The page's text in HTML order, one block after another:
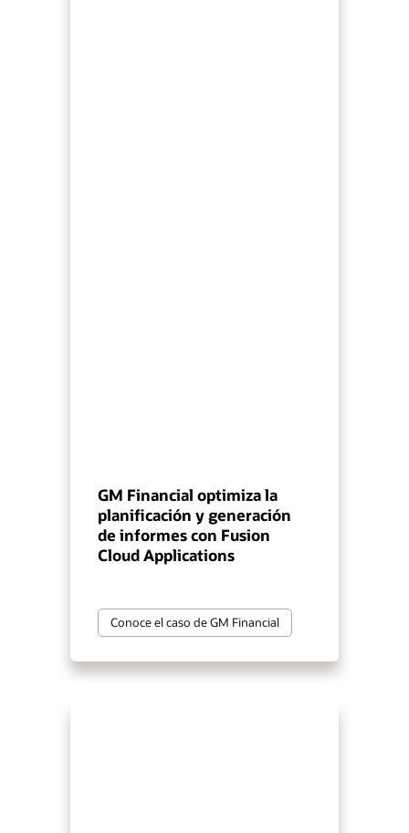
GM Financial optimiza la
planificación y generación
de informes con Fusion
Cloud Applications
Conoce el caso de GM Financial